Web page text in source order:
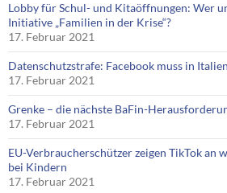
Lobby für Schul- und Kitaöffnungen: Wer
Initiative „Familien in der Krise“?
17. Februar 2021
Datenschutzstrafe: Facebook muss in
17. Februar 2021
Grenke – die nächste BaFin-
17. Februar 2021
EU-Verbraucherschützer zeigen TikTok an
bei Kindern
17. Februar 2021